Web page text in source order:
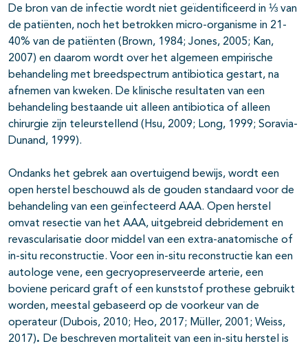
De bron van de infectie wordt niet geïdentificeerd in ⅓ van
de patiënten, noch het betrokken micro-organisme in 21-
40% van de patiënten (Brown, 1984; Jones, 2005; Kan,
2007) en daarom wordt over het algemeen empirische
behandeling met breedspectrum antibiotica gestart, na
afnemen van kweken. De klinische resultaten van een
behandeling bestaande uit alleen antibiotica of alleen
chirurgie zijn teleurstellend (Hsu, 2009; Long, 1999; Soravia-
Dunand, 1999).
Ondanks het gebrek aan overtuigend bewijs, wordt een
open herstel beschouwd als de gouden standaard voor de
behandeling van een geïnfecteerd AAA. Open herstel
omvat resectie van het AAA, uitgebreid debridement en
revascularisatie door middel van een extra-anatomische of
in-situ reconstructie. Voor een in-situ reconstructie kan een
autologe vene, een gecryopreserveerde arterie, een
boviene pericard graft of een kunststof prothese gebruikt
worden, meestal gebaseerd op de voorkeur van de
operateur (Dubois, 2010; Heo, 2017; Müller, 2001; Weiss,
2017). De beschreven mortaliteit van een in-situ herstel is